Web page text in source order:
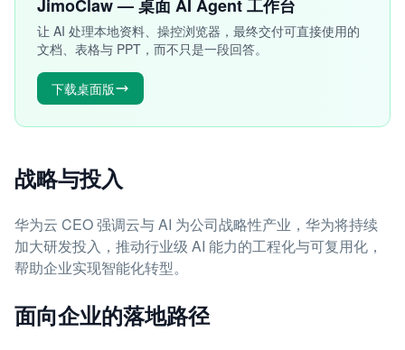
JimoClaw — 桌面 AI Agent 工作台
让 AI 处理本地资料、操控浏览器，最终交付可直接使用的
文档、表格与 PPT，而不只是一段回答。
下载桌面版
战略与投入
华为云 CEO 强调云与 AI 为公司战略性产业，华为将持续
加大研发投入，推动行业级 AI 能力的工程化与可复用化，
帮助企业实现智能化转型。
面向企业的落地路径